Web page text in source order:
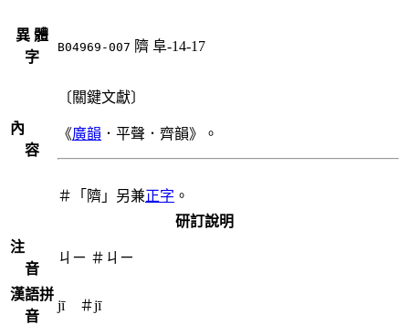
異 體
字
B04969-007 隮 阜-14-17
內
容
〔關鍵文獻〕
《廣韻 ．平聲．齊韻》。
＃「隮」另兼正字 。
研訂說明
注
音
ㄐㄧ ＃ ㄐㄧ
漢語拼
音
jī ＃jī